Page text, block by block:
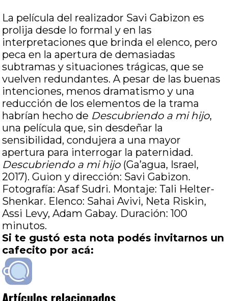
La película del realizador Savi Gabizon es
prolija desde lo formal y en las
interpretaciones que brinda el elenco, pero
peca en la apertura de demasiadas
subtramas y situaciones trágicas, que se
vuelven redundantes. A pesar de las buenas
intenciones, menos dramatismo y una
reducción de los elementos de la trama
habrían hecho de Descubriendo a mi hijo,
una película que, sin desdeñar la
sensibilidad, condujera a una mayor
apertura para interrogar la paternidad.
Descubriendo a mi hijo(Ga’agua, Israel,
2017). Guion y dirección: Savi Gabizon.
Fotografía: Asaf Sudri. Montaje: Tali Helter-
Shenkar. Elenco: Sahai Avivi, Neta Riskin,
Assi Levy, Adam Gabay. Duración: 100
minutos.
Si te gustó esta nota podés invitarnos un
cafecito por acá: